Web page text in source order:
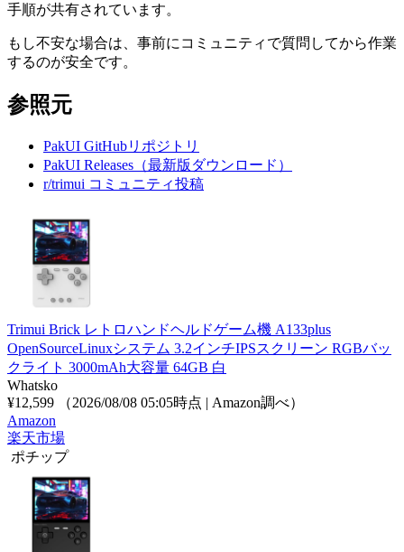
手順が共有されています。
もし不安な場合は、事前にコミュニティで質問してから作業
するのが安全です。
参照元
PakUI GitHubリポジトリ
PakUI Releases（最新版ダウンロード）
r/trimui コミュニティ投稿
Trimui Brick レトロハンドヘルドゲーム機 A133plus
OpenSourceLinuxシステム 3.2インチIPSスクリーン RGBバッ
クライト 3000mAh大容量 64GB 白
Whatsko
¥12,599
（2026/08/08 05:05時点 | Amazon調べ）
Amazon
楽天市場
ポチップ